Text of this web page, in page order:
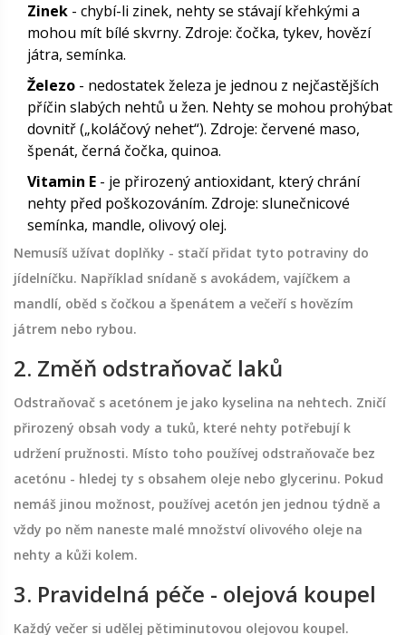
Zinek - chybí-li zinek, nehty se stávají křehkými a
mohou mít bílé skvrny. Zdroje: čočka, tykev, hovězí
játra, semínka.
Železo - nedostatek železa je jednou z nejčastějších
příčin slabých nehtů u žen. Nehty se mohou prohýbat
dovnitř („koláčový nehet“). Zdroje: červené maso,
špenát, černá čočka, quinoa.
Vitamin E - je přirozený antioxidant, který chrání
nehty před poškozováním. Zdroje: slunečnicové
semínka, mandle, olivový olej.
Nemusíš užívat doplňky - stačí přidat tyto potraviny do
jídelníčku. Například snídaně s avokádem, vajíčkem a
mandlí, oběd s čočkou a špenátem a večeří s hovězím
játrem nebo rybou.
2. Změň odstraňovač laků
Odstraňovač s acetónem je jako kyselina na nehtech. Zničí
přirozený obsah vody a tuků, které nehty potřebují k
udržení pružnosti. Místo toho používej odstraňovače bez
acetónu - hledej ty s obsahem oleje nebo glycerinu. Pokud
nemáš jinou možnost, používej acetón jen jednou týdně a
vždy po něm naneste malé množství olivového oleje na
nehty a kůži kolem.
3. Pravidelná péče - olejová koupel
Každý večer si udělej pětiminutovou olejovou koupel.